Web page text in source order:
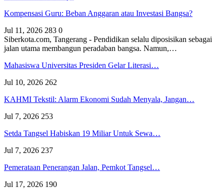
Kompensasi Guru: Beban Anggaran atau Investasi Bangsa?
Jul 11, 2026 283 0
Siberkota.com, Tangerang - Pendidikan selalu diposisikan sebagai
jalan utama membangun peradaban bangsa. Namun,…
Mahasiswa Universitas Presiden Gelar Literasi…
Jul 10, 2026 262
KAHMI Tekstil: Alarm Ekonomi Sudah Menyala, Jangan…
Jul 7, 2026 253
Setda Tangsel Habiskan 19 Miliar Untuk Sewa…
Jul 7, 2026 237
Pemerataan Penerangan Jalan, Pemkot Tangsel…
Jul 17, 2026 190